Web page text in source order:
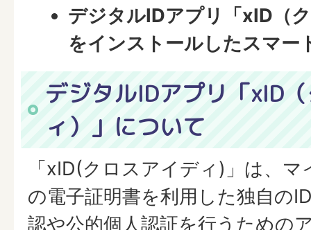
デジタルIDアプリ「xID（
をインストールしたスマー
デジタルIDアプリ「xID
ィ）」について
「xID(クロスアイディ)」は、
の電子証明書を利用した独自の
認や公的個人認証を行うための